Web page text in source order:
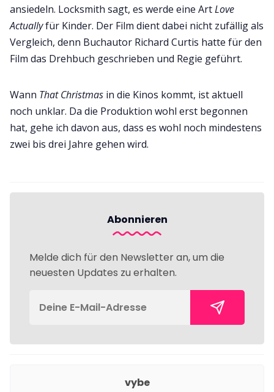
ansiedeln. Locksmith sagt, es werde eine ArtLove
Actuallyfür Kinder. Der Film dient dabei nicht zufällig als
Vergleich, denn Buchautor Richard Curtis hatte für den
Film das Drehbuch geschrieben und Regie geführt.
Wann That Christmas in die Kinos kommt, ist aktuell
noch unklar. Da die Produktion wohl erst begonnen
hat, gehe ich davon aus, dass es wohl noch mindestens
zwei bis drei Jahre gehen wird.
Abonnieren
Melde dich für den Newsletter an, um die
neuesten Updates zu erhalten.
vybe